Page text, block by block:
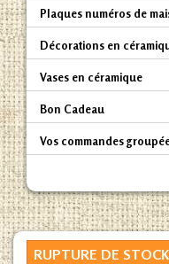
Plaques numéros de
Décorations en
Vases en céramique
Bon Cadeau
Vos commandes
RUPTURE DE STOCK